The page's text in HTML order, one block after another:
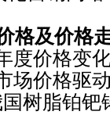
格及价格
价格变
价格驱
树脂铂钯